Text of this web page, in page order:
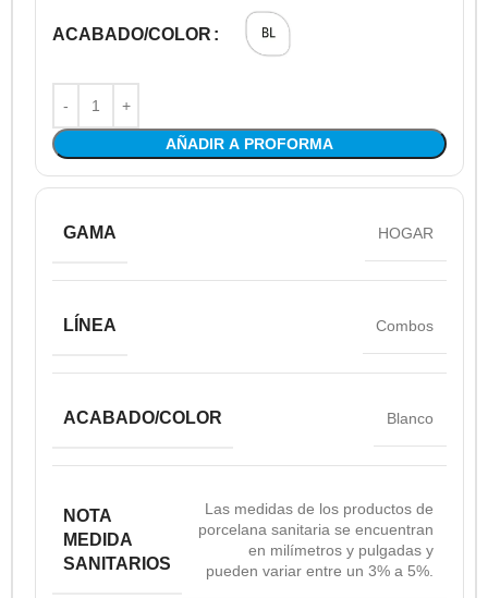
ACABADO/COLOR
AÑADIR A PROFORMA
GAMA HOGAR
LÍNEA Combos
ACABADO/COLOR Blanco
NOTA
MEDIDA
SANITARIOS
Las medidas de los productos de
porcelana sanitaria se encuentran
en milímetros y pulgadas y
pueden variar entre un 3% a 5%.